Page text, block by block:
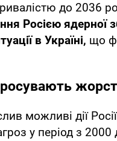
до 2036
Росією ядерної
в Україні, що
можливі дії Росії
у період з 2000